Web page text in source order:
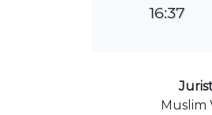
16:37
Muslim